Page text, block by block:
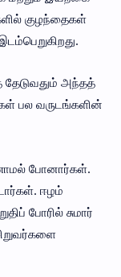
குழந்தைகள்
அந்தத்
பல வருடங்களின்
போனார்கள்.
ஈழம்
போரில் சுமார்